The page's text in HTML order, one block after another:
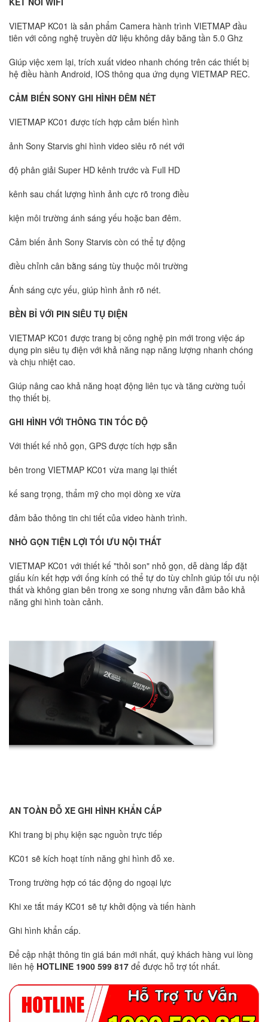
VIETMAP KC01 là sản phẩm Camera hành trình VIETMAP đầu
tiên với công nghệ truyền dữ liệu không dây băng tần 5.0 Ghz
Giúp việc xem lại, trích xuất video nhanh chóng trên các thiết bị
hệ điều hành Android, IOS thông qua ứng dụng VIETMAP REC.
CẢM BIẾN SONY GHI HÌNH ĐÊM NÉT
VIETMAP KC01 được tích hợp cảm biến hình
ảnh Sony Starvis ghi hình video siêu rõ nét với
độ phân giải Super HD kênh trước và Full HD
kênh sau chất lượng hình ảnh cực rõ trong điều
kiện môi trường ánh sáng yếu hoặc ban đêm.
Cảm biến ảnh Sony Starvis còn có thể tự động
điều chỉnh cân bằng sáng tùy thuộc môi trường
Ánh sáng cực yếu, giúp hình ảnh rõ nét.
BỀN BỈ VỚI PIN SIÊU TỤ ĐIỆN
VIETMAP KC01 được trang bị công nghệ pin mới trong việc áp
dụng pin siêu tụ điện với khả năng nạp năng lượng nhanh chóng
và chịu nhiệt cao.
Giúp nâng cao khả năng hoạt động liên tục và tăng cường tuổi
thọ thiết bị.
GHI HÌNH VỚI THÔNG TIN TỐC ĐỘ
Với thiết kế nhỏ gọn, GPS được tích hợp sẵn
bên trong VIETMAP KC01 vừa mang lại thiết
kế sang trọng, thẩm mỹ cho mọi dòng xe vừa
đảm bảo thông tin chi tiết của video hành trình.
NHỎ GỌN TIỆN LỢI TỐI ƯU NỘI THẤT
VIETMAP KC01 với thiết kế "thỏi son" nhỏ gọn, dễ dàng lắp đặt
giấu kín kết hợp với ống kính có thể tự do tùy chỉnh giúp tối ưu nội
thất và không gian bên trong xe song nhưng vẫn đảm bảo khả
năng ghi hình toàn cảnh.
AN TOÀN ĐỖ XE GHI HÌNH KHẨN CẤP
Khi trang bị phụ kiện sạc nguồn trực tiếp
KC01 sẽ kích hoạt tính năng ghi hình đỗ xe.
Trong trường hợp có tác động do ngoại lực
Khi xe tắt máy KC01 sẽ tự khởi động và tiến hành
Ghi hình khẩn cấp.
Để cập nhật thông tin giá bán mới nhất, quý khách hàng vui lòng
liên hệ HOTLINE 1900 599 817 để được hỗ trợ tốt nhất.